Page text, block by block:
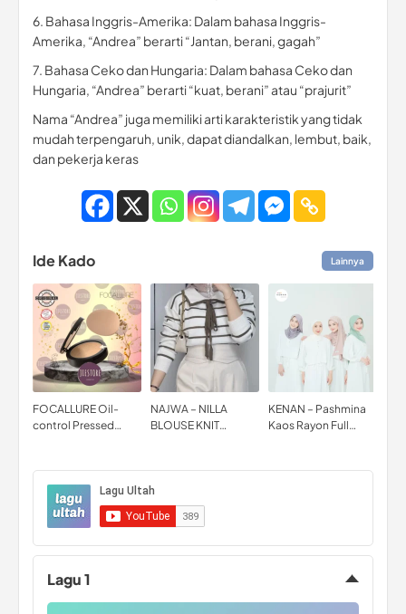
6. Bahasa Inggris-Amerika: Dalam bahasa Inggris-
Amerika, “Andrea” berarti “Jantan, berani, gagah”
7. Bahasa Ceko dan Hungaria: Dalam bahasa Ceko dan
Hungaria, “Andrea” berarti “kuat, berani” atau “prajurit”
Nama “Andrea” juga memiliki arti karakteristik yang tidak
mudah terpengaruh, unik, dapat diandalkan, lembut, baik,
dan pekerja keras
Ide Kado Lainnya
FOCALLURE Oil-
control Pressed
NAJWA – NILLA
BLOUSE KNIT
SETRIP GARIS
KERAH LUCU
KENAN – Pashmina
Kaos Rayon Full
Lagu 1